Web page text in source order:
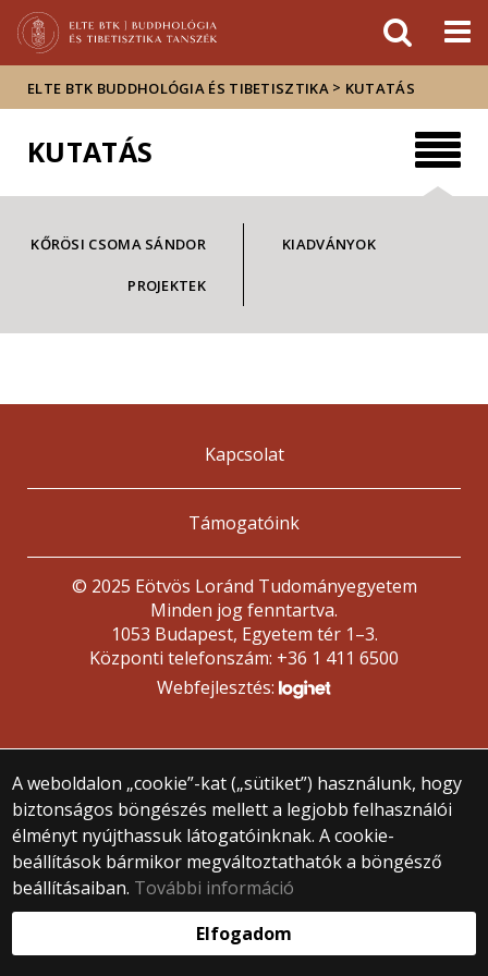
Hírek
Események
ELTE a
sajtóban
ELTE BTK BUDDHOLÓGIA ÉS TIBETISZTIKA > KUTATÁS
KUTATÁS
KŐRÖSI CSOMA SÁNDOR
PROJEKTEK
KIADVÁNYOK
A weboldalon „cookie”-kat („sütiket”) használunk, hogy
biztonságos böngészés mellett a legjobb felhasználói
élményt nyújthassuk látogatóinknak. A cookie-
beállítások bármikor megváltoztathatók a böngésző
beállításaiban. További információ
Elfogadom
Kapcsolat
Támogatóink
© 2025 Eötvös Loránd Tudományegyetem
Minden jog fenntartva.
1053 Budapest, Egyetem tér 1–3.
Központi telefonszám: +36 1 411 6500
Webfejlesztés: